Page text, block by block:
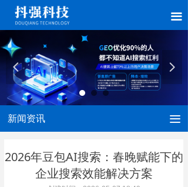
넳 넲
끀
新闻资讯 끀
2026年豆包AI搜索：春晚赋能下的
企业搜索效能解决方案